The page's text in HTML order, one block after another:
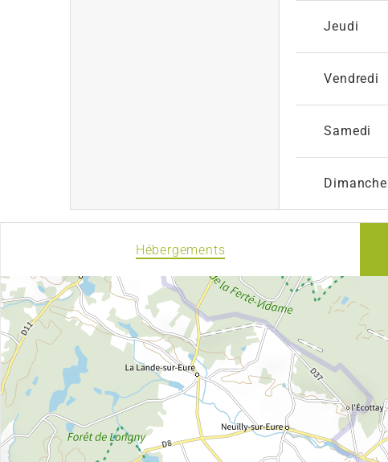
Jeudi
Vendredi
Samedi
Dimanche
Hébergements